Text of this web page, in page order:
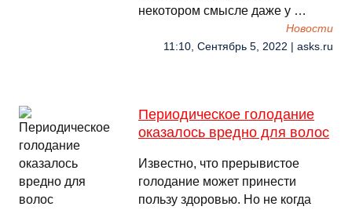
некотором смысле даже у …
Новости
11:10, Сентябрь 5, 2022 | asks.ru
Периодическое голодание
оказалось вредно для волос
Известно, что прерывистое
голодание может принести
пользу здоровью. Но не когда